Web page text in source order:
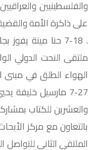
الهواء الطلق في مبنى